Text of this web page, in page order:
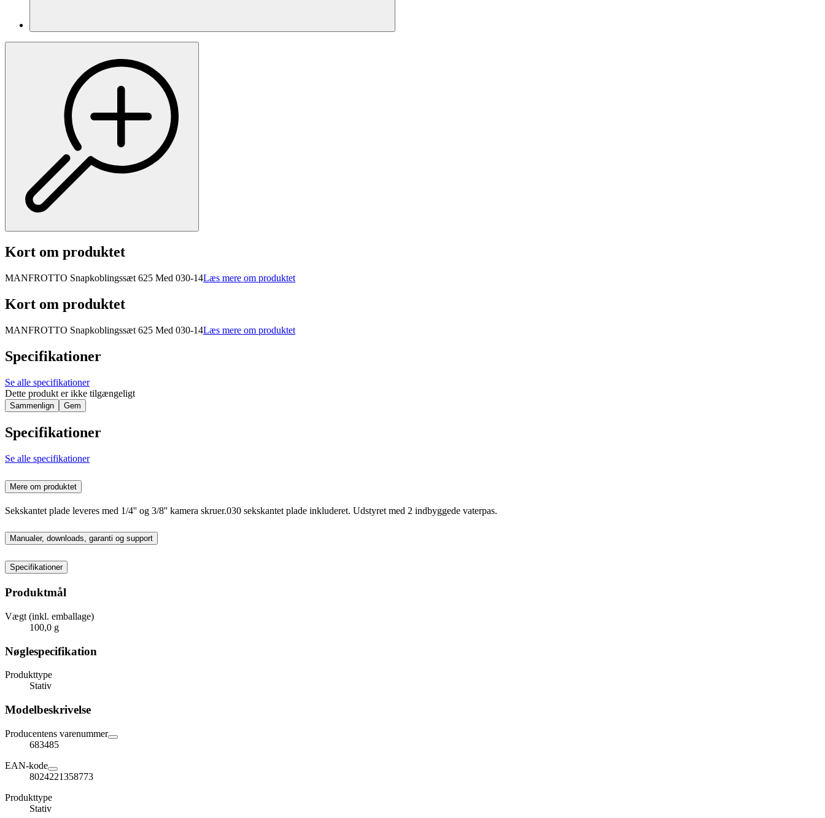
Kort om produktet
MANFROTTO Snapkoblingssæt 625 Med 030-14Læs mere om produktet
Kort om produktet
MANFROTTO Snapkoblingssæt 625 Med 030-14Læs mere om produktet
Specifikationer
Se alle specifikationer
Dette produkt er ikke tilgængeligt
Sammenlign Gem
Specifikationer
Se alle specifikationer
Mere om produktet
Sekskantet plade leveres med 1/4'' og 3/8'' kamera skruer.030 sekskantet plade inkluderet. Udstyret med 2 indbyggede vaterpas.
Manualer, downloads, garanti og support
Specifikationer
Produktmål
Vægt (inkl. emballage)
100,0 g
Nøglespecifikation
Produkttype
Stativ
Modelbeskrivelse
Producentens varenummer
683485
EAN-kode
8024221358773
Produkttype
Stativ